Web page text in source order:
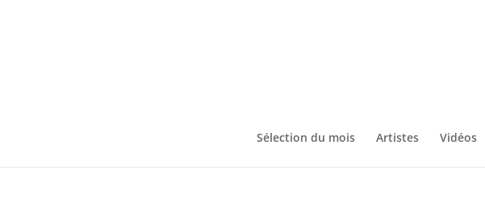
Sélection du mois Artistes Vidéos